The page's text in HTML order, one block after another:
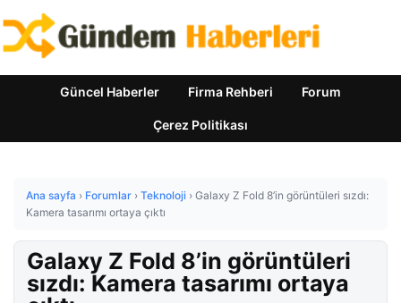
Güncel Haberler Firma Rehberi Forum
Çerez Politikası
Ana sayfa › Forumlar › Teknoloji › Galaxy Z Fold 8’in görüntüleri sızdı:
Kamera tasarımı ortaya çıktı
Galaxy Z Fold 8’in görüntüleri
sızdı: Kamera tasarımı ortaya